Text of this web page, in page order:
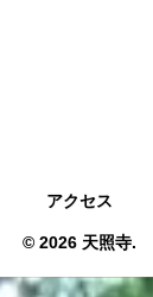
アクセス
© 2026 天照寺.